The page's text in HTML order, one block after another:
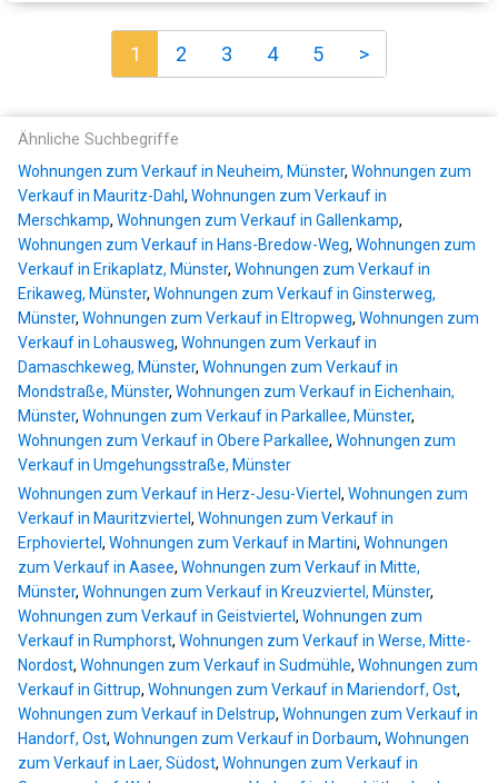
1 2 3 4 5 >
Ähnliche Suchbegriffe
Wohnungen zum Verkauf in Neuheim, Münster, Wohnungen zum
Verkauf in Mauritz-Dahl , Wohnungen zum Verkauf in
Merschkamp, Wohnungen zum Verkauf in Gallenkamp,
Wohnungen zum Verkauf in Hans-Bredow-Weg, Wohnungen zum
Verkauf in Erikaplatz, Münster, Wohnungen zum Verkauf in
Erikaweg, Münster, Wohnungen zum Verkauf in Ginsterweg,
Münster, Wohnungen zum Verkauf in Eltropweg, Wohnungen zum
Verkauf in Lohausweg, Wohnungen zum Verkauf in
Damaschkeweg, Münster, Wohnungen zum Verkauf in
Mondstraße, Münster, Wohnungen zum Verkauf in Eichenhain,
Münster, Wohnungen zum Verkauf in Parkallee, Münster,
Wohnungen zum Verkauf in Obere Parkallee, Wohnungen zum
Verkauf in Umgehungsstraße, Münster
Wohnungen zum Verkauf in Herz-Jesu-Viertel , Wohnungen zum
Verkauf in Mauritzviertel , Wohnungen zum Verkauf in
Erphoviertel , Wohnungen zum Verkauf in Martini, Wohnungen
zum Verkauf in Aasee, Wohnungen zum Verkauf in Mitte,
Münster, Wohnungen zum Verkauf in Kreuzviertel, Münster,
Wohnungen zum Verkauf in Geistviertel , Wohnungen zum
Verkauf in Rumphorst, Wohnungen zum Verkauf in Werse, Mitte-
Nordost, Wohnungen zum Verkauf in Sudmühle, Wohnungen zum
Verkauf in Gittrup, Wohnungen zum Verkauf in Mariendorf, Ost,
Wohnungen zum Verkauf in Delstrup, Wohnungen zum Verkauf in
Handorf, Ost, Wohnungen zum Verkauf in Dorbaum, Wohnungen
zum Verkauf in Laer, Südost, Wohnungen zum Verkauf in